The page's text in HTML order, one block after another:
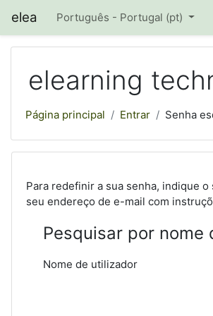
elea Português - Portugal ‎(pt)‎
elearning
Página principal Entrar Senha
Para redefinir a sua senha, indique
seu endereço de e-mail com
Pesquisar por nome
Nome de utilizador